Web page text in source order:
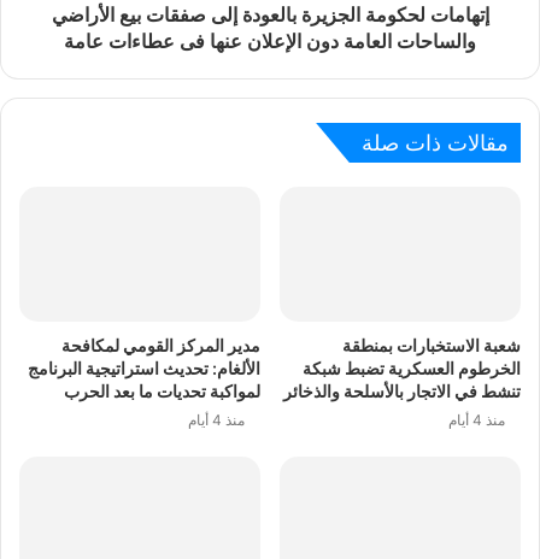
إتهامات لحكومة الجزيرة بالعودة إلى صفقات بيع الأراضي
والساحات العامة دون الإعلان عنها فى عطاءات عامة
مقالات ذات صلة
شعبة الاستخبارات بمنطقة
الخرطوم العسكرية تضبط شبكة
تنشط في الاتجار بالأسلحة والذخائر
منذ 4 أيام
مدير المركز القومي لمكافحة
الألغام: تحديث استراتيجية البرنامج
لمواكبة تحديات ما بعد الحرب
منذ 4 أيام